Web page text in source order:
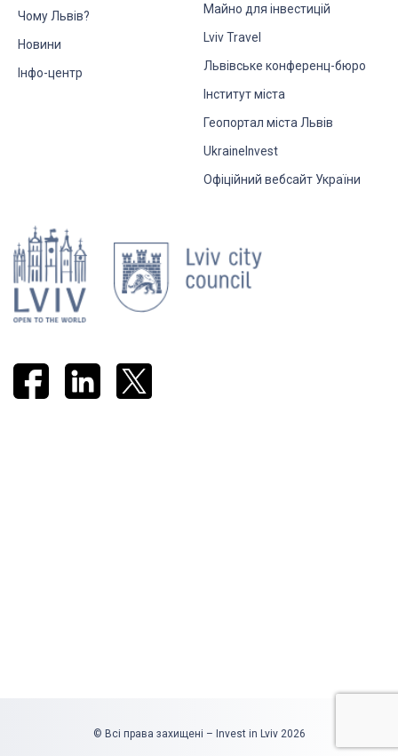
Чому Львів?
Новини
Інфо-центр
Майно для інвестицій
Lviv Travel
Львівське конференц-бюро
Інститут міста
Геопортал міста Львів
UkraineInvest
Офіційний вебсайт України
© Всі права захищені – Invest in Lviv 2026